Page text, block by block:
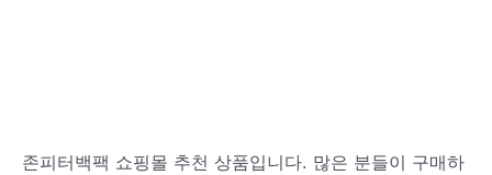
존피터백팩 쇼핑몰 추천 상품입니다. 많은 분들이 구매하